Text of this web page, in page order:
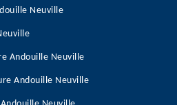
Neuville
Andouille Neuville
Andouille Neuville